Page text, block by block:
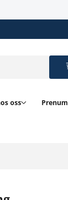
oss